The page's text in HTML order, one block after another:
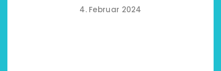
4. Februar 2024